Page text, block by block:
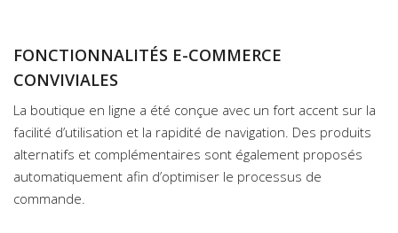
FONCTIONNALITÉS E-COMMERCE
CONVIVIALES
La boutique en ligne a été conçue avec un fort accent sur la
facilité d’utilisation et la rapidité de navigation. Des produits
alternatifs et complémentaires sont également proposés
automatiquement afin d’optimiser le processus de
commande.